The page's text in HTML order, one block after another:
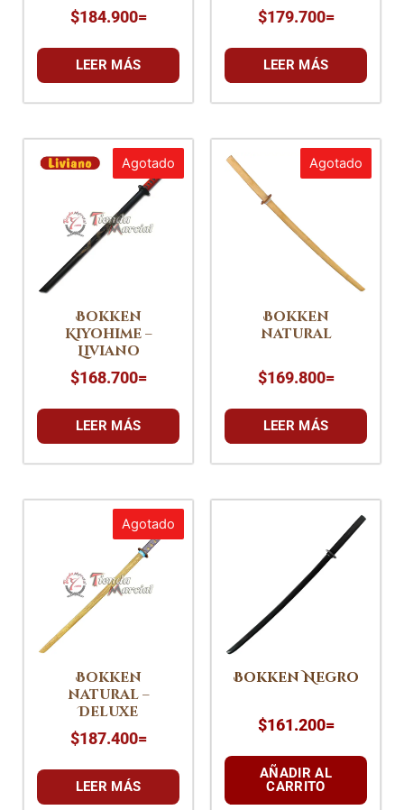
$184.900=
LEER MÁS
$179.700=
LEER MÁS
Agotado
Bokken
Kiyohime –
Liviano
$168.700=
LEER MÁS
Agotado
Bokken
natural
$169.800=
LEER MÁS
Agotado
Bokken
natural –
Deluxe
$187.400=
LEER MÁS
Bokken Negro
$161.200=
AÑADIR AL
CARRITO